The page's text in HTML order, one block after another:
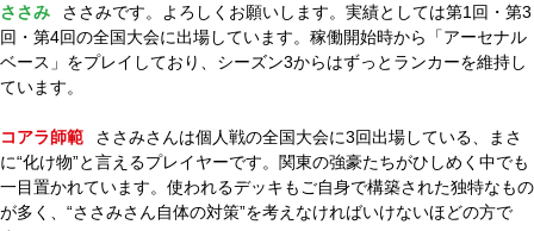
ささみ
ささみです。よろしくお願いします。実績としては第1回・第3
回・第4回の全国大会に出場しています。稼働開始時から「アーセナル
ベース」をプレイしており、シーズン3からはずっとランカーを維持し
ています。
コアラ師範
ささみさんは個人戦の全国大会に3回出場している、まさ
に“化け物”と言えるプレイヤーです。関東の強豪たちがひしめく中でも
一目置かれています。使われるデッキもご自身で構築された独特なもの
が多く、“ささみさん自体の対策”を考えなければいけないほどの方で